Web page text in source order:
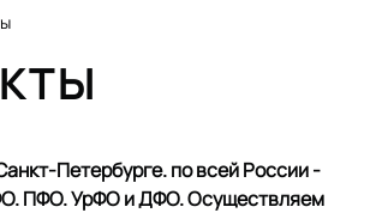
Петербурге. по всей России -
ПФО. УрФО и ДФО. Осуществляем